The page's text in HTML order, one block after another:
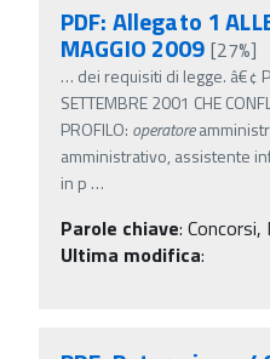
PDF: Allegato 1
MAGGIO 2009 [27%]
… dei requisiti di legge. â€¢
SETTEMBRE 2001 CHE
PROFILO: operatore
amministrativo, assistente
in p …
Parole chiave: Concorsi,
Ultima modifica: